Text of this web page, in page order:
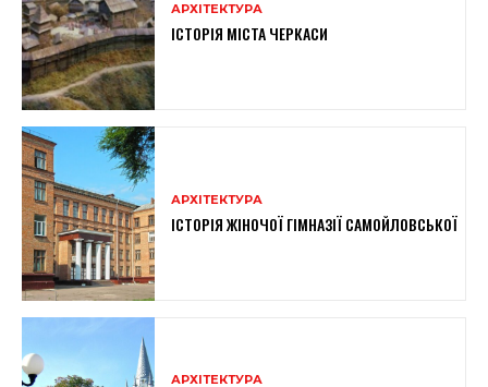
АРХІТЕКТУРА
ІСТОРІЯ МІСТА ЧЕРКАСИ
АРХІТЕКТУРА
ІСТОРІЯ ЖІНОЧОЇ ГІМНАЗІЇ САМОЙЛОВСЬКОЇ
АРХІТЕКТУРА